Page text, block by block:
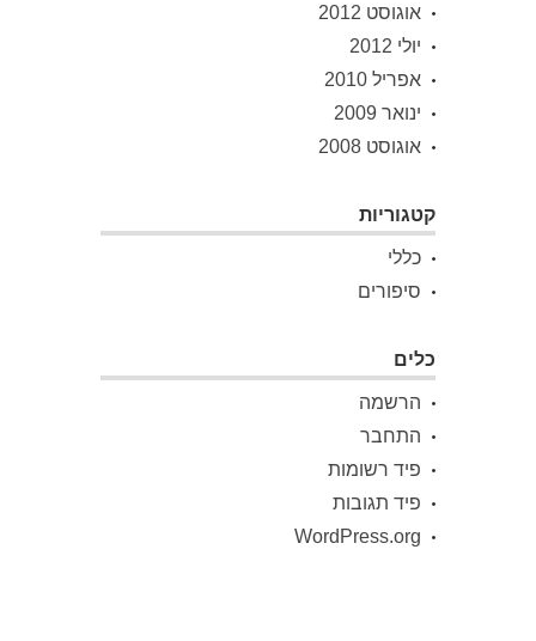
אוגוסט 2012
יולי 2012
אפריל 2010
ינואר 2009
אוגוסט 2008
קטגוריות
כללי
סיפורים
כלים
הרשמה
התחבר
פיד רשומות
פיד תגובות
WordPress.org